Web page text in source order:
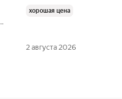
хорошая цена
2 августа 2026